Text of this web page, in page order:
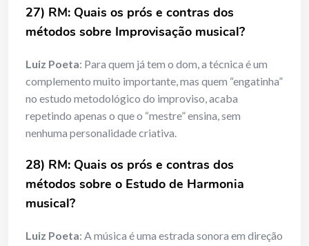
27) RM: Quais os prós e contras dos
métodos sobre Improvisação musical?
Luiz Poeta: Para quem já tem o dom, a técnica é um
complemento muito importante, mas quem “engatinha”
no estudo metodológico do improviso, acaba
repetindo apenas o que o “mestre” ensina, sem
nenhuma personalidade criativa.
28) RM: Quais os prós e contras dos
métodos sobre o Estudo de Harmonia
musical?
Luiz Poeta: A música é uma estrada sonora em direção